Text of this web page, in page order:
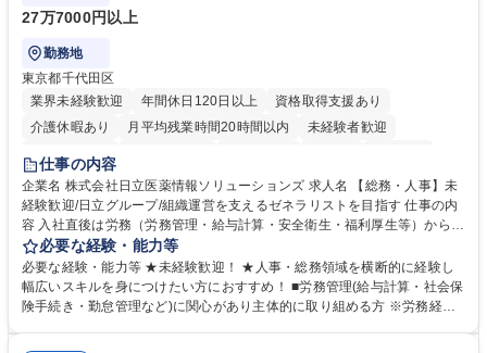
27万7000円以上
勤務地
東京都千代田区
業界未経験歓迎
年間休日120日以上
資格取得支援あり
介護休暇あり
月平均残業時間20時間以内
未経験者歓迎
住宅手当あり
育休あり
完全週休2日制 交通費支給 土日祝休み 寮・社宅あり
仕事の内容
企業名 株式会社日立医薬情報ソリューションズ 求人名 【総務・人事】未
経験歓迎/日立グループ/組織運営を支えるゼネラリストを目指す 仕事の内
容 入社直後は労務（労務管理・給与計算・安全衛生・福利厚生等）からお
任せいたします。将来は総務・採用・教育業務へ守備範囲を広げ、組織運
営を支えるゼネラリストをめざせます。 ・初期業務：労働時間管理、給与
計算、社会保険対応、福利厚生管理、安全衛生、健康経営推進等をお任せ
します。ご経験に応じて、休職者管理など、幅広く経験を積んでいただき
必要な経験・能力等
必要な経験・能力等 ★未経験歓迎！ ★人事・総務領域を横断的に経験し
幅広いスキルを身につけたい方におすすめ！ ■労務管理(給与計算・社会保
険手続き・勤怠管理など)に関心があり主体的に取り組める方 ※労務経験